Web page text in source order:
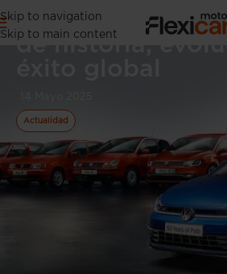
Skip to navigation
Skip to main content
Volkswagen
de historia,
Actualidad